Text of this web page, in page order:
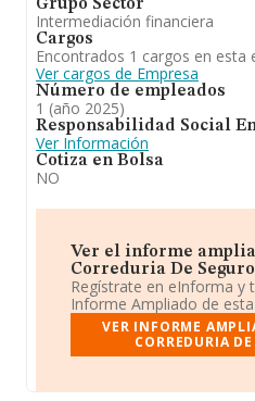
Grupo Sector
Intermediación financiera
Cargos
Encontrados 1 cargos en esta
Ver cargos de Empresa
Número de empleados
1 (año 2025)
Responsabilidad Social
Ver Información
Cotiza en Bolsa
NO
Ver el informe
Correduria De
Regístrate en eInforma y
Informe Ampliado de
VER INFORME
CORREDURIA